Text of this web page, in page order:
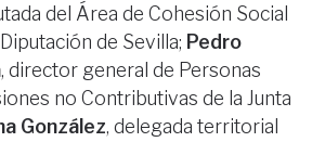
del Área de Cohesión Social
de Sevilla; Pedro
, director general de Personas
no Contributivas de la Junta
González, delegada territorial